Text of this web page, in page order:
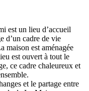
est un lieu d’accueil
d’un cadre de vie
maison est aménagée
est ouvert à tout le
ce cadre chaleureux et
et le partage entre